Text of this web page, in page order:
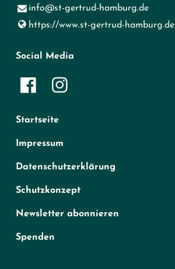
info@​st-gertrud-hamburg.​de
https://www.​st-gertrud-hamburg.​de
Social Media
Startseite
Impressum
Datenschutzerklärung
Schutzkonzept
Newsletter abonnieren
Spenden